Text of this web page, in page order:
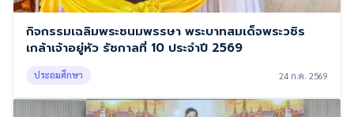
กิจกรรมเฉลิมพระชนมพรรษา พระบาทสมเด็จพระวชิร
เกล้าเจ้าอยู่หัว รัชกาลที่ 10 ประจำปี 2569
ประถมศึกษา 24 ก.ค. 2569